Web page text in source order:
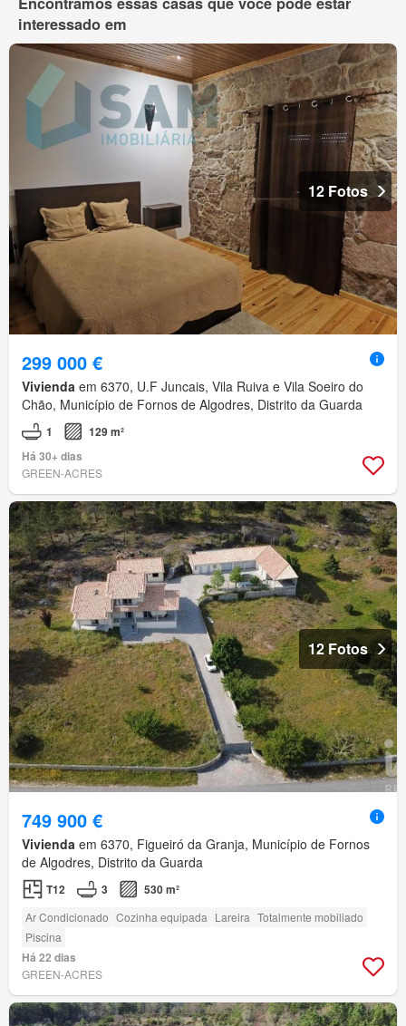
interessado em
12 Fotos
299 000 €
Vivienda em 6370, U.F Juncais, Vila Ruiva e Vila Soeiro do
Chão, Município de Fornos de Algodres, Distrito da Guarda
1
129 m²
Há 30+ dias
GREEN-ACRES
12 Fotos
749 900 €
Vivienda em 6370, Figueiró da Granja, Município de Fornos
de Algodres, Distrito da Guarda
T12 3 530 m²
Ar Condicionado Cozinha equipada Lareira Totalmente mobiliado
Piscina
Há 22 dias
GREEN-ACRES